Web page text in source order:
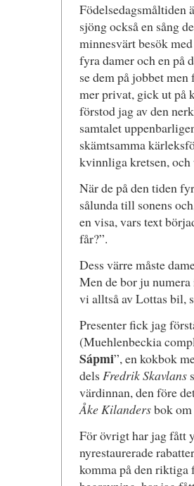
Födelsedagsmåltiden
sjöng också en sång
minnesvärt besök
fyra damer och en på
se dem på jobbet
mer privat, gick ut på
förstod jag av den
samtalet
skämtsamma
kvinnliga kretsen,
När de på den tiden
sålunda till sonens
en visa, vars text
får?”.
Dess värre måste
Men de bor ju
vi alltså av Lottas bil,
Presenter fick jag
(Muehlenbeckia
Sápmi”, en kokbok
dels Fredrik Skavlans
värdinnan, den före
Åke Kilandersbok om
För övrigt har jag fått
nyrestaurerade
komma på den riktiga